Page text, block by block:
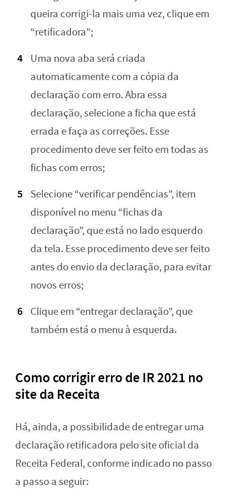
queira corrigi-la mais uma vez, clique em
“retificadora”;
Uma nova aba será criada
automaticamente com a cópia da
declaração com erro. Abra essa
declaração, selecione a ficha que está
errada e faça as correções. Esse
procedimento deve ser feito em todas as
fichas com erros;
Selecione “verificar pendências”, item
disponível no menu “fichas da
declaração”, que está no lado esquerdo
da tela. Esse procedimento deve ser feito
antes do envio da declaração, para evitar
novos erros;
Clique em “entregar declaração”, que
também está o menu à esquerda.
Como corrigir erro de IR 2021 no
site da Receita
Há, ainda, a possibilidade de entregar uma
declaração retificadora pelo site oficial da
Receita Federal, conforme indicado no passo
a passo a seguir: